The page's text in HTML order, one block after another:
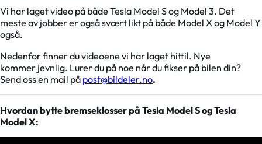
Vi har laget video på både Tesla Model S og Model 3. Det
meste av jobber er også svært likt på både Model X og Model Y
også.
Nedenfor finner du videoene vi har laget hittil. Nye
kommer jevnlig. Lurer du på noe når du fikser på bilen din?
Send oss en mail på post@bildeler.no.
Hvordan bytte bremseklosser på Tesla Model S og Tesla
Model X: